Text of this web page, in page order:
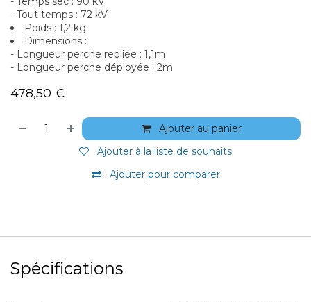
- Tout temps : 72 kV
Poids : 1,2 kg
Dimensions :
- Longueur perche repliée : 1,1m
- Longueur perche déployée : 2m
478,50 €
Ajouter au panier
Ajouter pour comparer
Ajouter à la liste de souhaits
Spécifications